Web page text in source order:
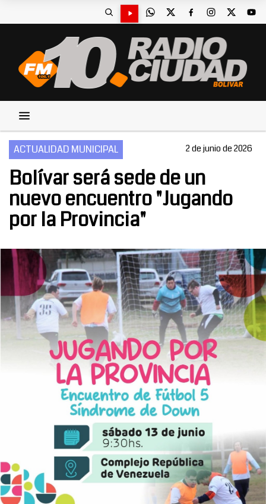
ACTUALIDAD MUNICIPAL 2 de junio de 2026
Bolívar será sede de un
nuevo encuentro "Jugando
por la Provincia"